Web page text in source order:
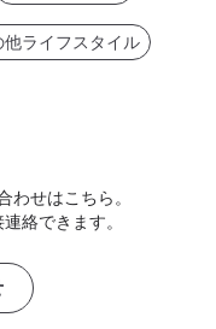
他ライフスタイル
わせはこちら。
絡できます。